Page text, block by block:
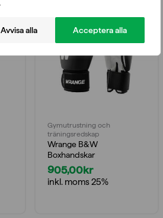
Avvisa alla Acceptera alla
Gymutrustning och
träningsredskap
Wrange B&W
Boxhandskar
905,00kr
inkl. moms 25%